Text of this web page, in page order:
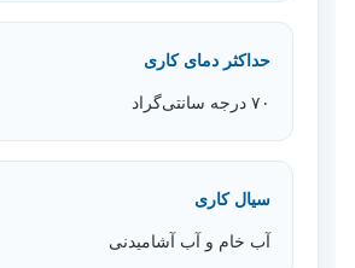
حداکثر دمای کاری
۷۰ درجه سانتی‌گراد
سیال کاری
آب خام و آب آشامیدنی